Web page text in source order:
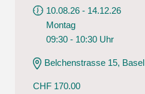
10.08.26 - 14.12.26
Montag
09:30 - 10:30 Uhr
Belchenstrasse 15, Basel
CHF 170.00